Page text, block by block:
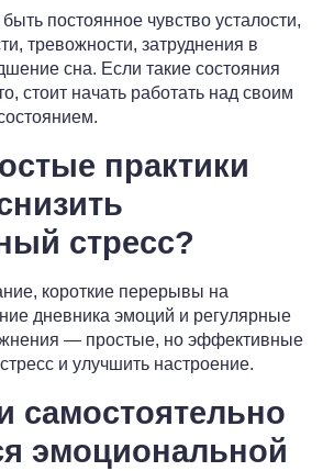
постоянное чувство усталости,
тревожности, затруднения в
сна. Если такие состояния
стоит начать работать над своим
практики
стресс?
короткие перерывы на
дневника эмоций и регулярные
— простые, но эффективные
и улучшить настроение.
самостоятельно
эмоциональной